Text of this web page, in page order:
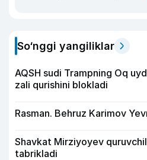
So‘nggi yangiliklar
AQSH sudi Trampning Oq
zali qurishini blokladi
Rasman. Behruz Karimov
Shavkat Mirziyoyev
tabrikladi